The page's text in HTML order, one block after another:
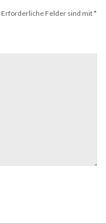
Erforderliche Felder sind mit*